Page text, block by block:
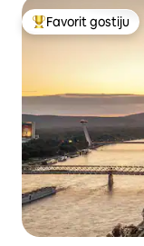
Glavni favorit gostiju
Favorit gostiju